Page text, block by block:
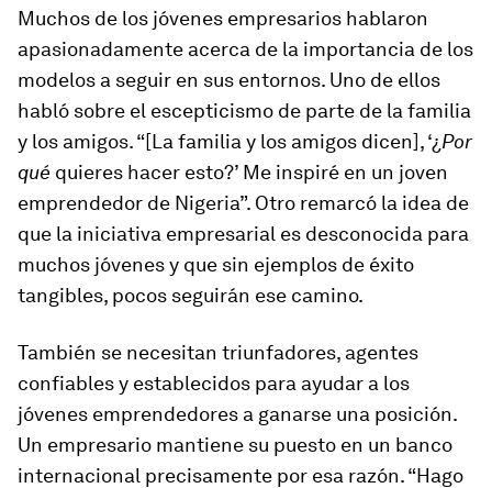
Muchos de los jóvenes empresarios hablaron
apasionadamente acerca de la importancia de los
modelos a seguir en sus entornos. Uno de ellos
habló sobre el escepticismo de parte de la familia
y los amigos. “[La familia y los amigos dicen], ‘¿Por
qué quieres hacer esto?’ Me inspiré en un joven
emprendedor de Nigeria”. Otro remarcó la idea de
que la iniciativa empresarial es desconocida para
muchos jóvenes y que sin ejemplos de éxito
tangibles, pocos seguirán ese camino.
También se necesitan triunfadores, agentes
confiables y establecidos para ayudar a los
jóvenes emprendedores a ganarse una posición.
Un empresario mantiene su puesto en un banco
internacional precisamente por esa razón. “Hago